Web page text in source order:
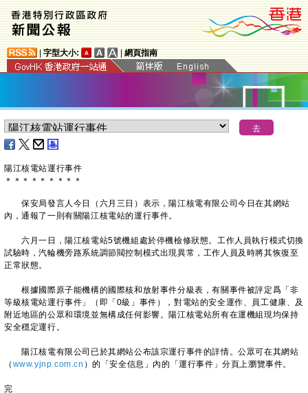
字型大小: 網頁指南
陽江核電站運行事件
＊ ＊ ＊ ＊ ＊ ＊ ＊ ＊ ＊
保安局發言人今日（六月三日）表示，陽江核電有限公司今日在其網站
內，通報了一則有關陽江核電站的運行事件。
六月一日，陽江核電站5號機組處於停機檢修狀態。工作人員執行模式切換
試驗時，汽輪機旁路系統調節閥控制模式出現異常，工作人員及時將其恢復至
正常狀態。
根據國際原子能機構的國際核和放射事件分級表，有關事件被評定爲「非
等級核電站運行事件」（即「0級」事件），對電站的安全運作、員工健康、及
附近地區的公眾和環境並無構成任何影響。陽江核電站所有在運機組現均保持
安全穩定運行。
陽江核電有限公司已於其網站公布該宗運行事件的詳情。公眾可在其網站
（ www.yjnp.com.cn ）的「安全信息」內的「運行事件」分頁上瀏覽事件。
完